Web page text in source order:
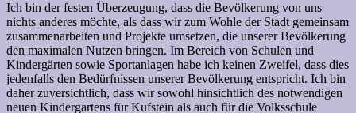
Ich bin der festen Überzeugung, dass die Bevölkerung von uns
nichts anderes möchte, als dass wir zum Wohle der Stadt gemeinsam
zusammenarbeiten und Projekte umsetzen, die unserer Bevölkerung
den maximalen Nutzen bringen. Im Bereich von Schulen und
Kindergärten sowie Sportanlagen habe ich keinen Zweifel, dass dies
jedenfalls den Bedürfnissen unserer Bevölkerung entspricht. Ich bin
daher zuversichtlich, dass wir sowohl hinsichtlich des notwendigen
neuen Kindergartens für Kufstein als auch für die Volksschule